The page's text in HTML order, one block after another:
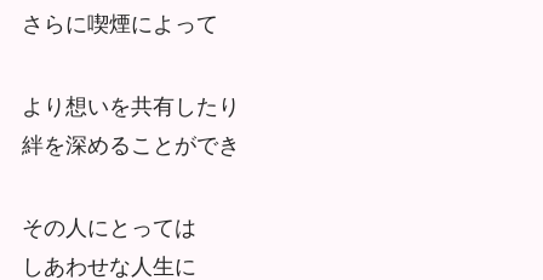
さらに喫煙によって
より想いを共有したり
絆を深めることができ
その人にとっては
しあわせな人生に